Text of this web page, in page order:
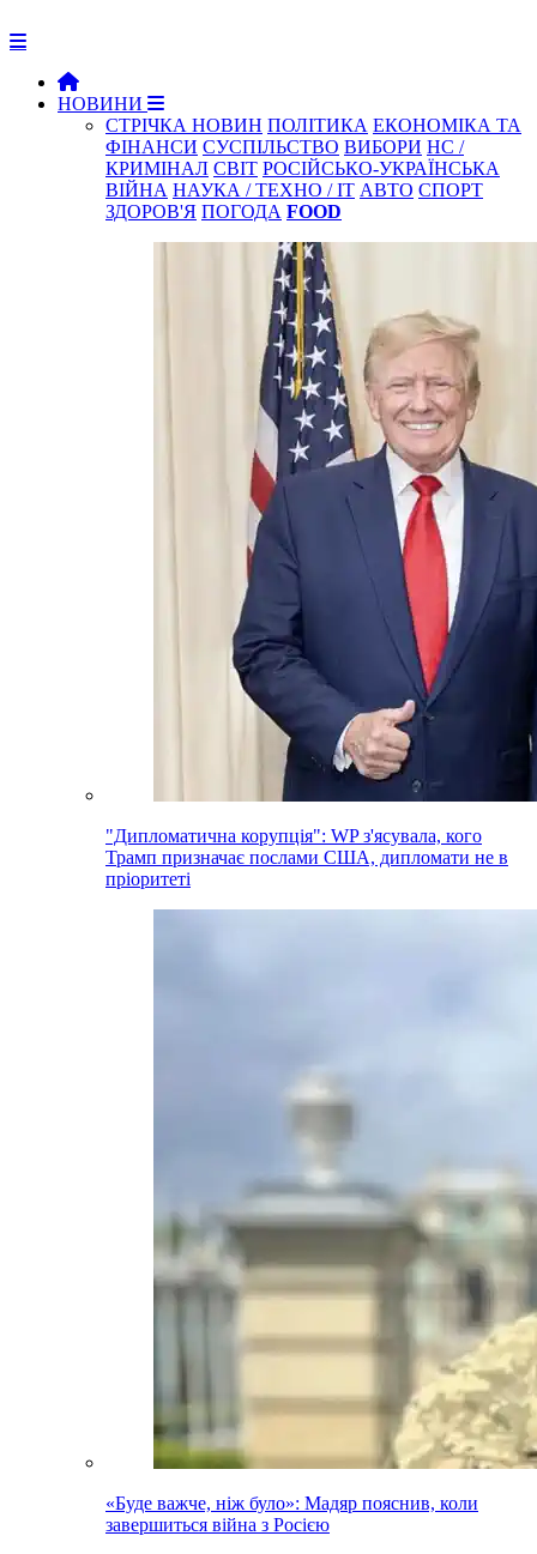
НОВИНИ
СТРІЧКА НОВИН ПОЛІТИКА ЕКОНОМІКА ТА
ФІНАНСИ СУСПІЛЬСТВО ВИБОРИ НС /
КРИМІНАЛ СВІТ РОСІЙСЬКО-УКРАЇНСЬКА
ВІЙНА НАУКА / ТЕХНО / IT АВТО СПОРТ
ЗДОРОВ'Я ПОГОДА FOOD
"Дипломатична корупція": WP з'ясувала, кого
Трамп призначає послами США, дипломати не в
пріоритеті
«Буде важче, ніж було»: Мадяр пояснив, коли
завершиться війна з Росією